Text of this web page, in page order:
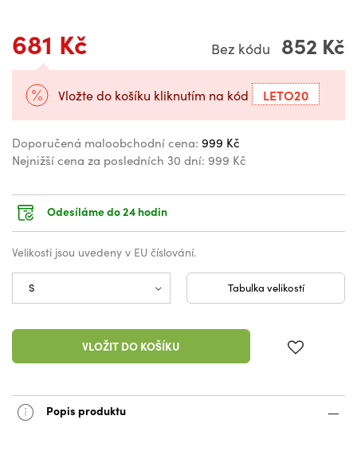
681 Kč Bez kódu 852 Kč
Vložte do košíku kliknutím na kód LETO20
Doporučená maloobchodní cena: 999 Kč
Nejnižší cena za posledních 30 dní: 999 Kč
Odesíláme do 24 hodin
Velikosti jsou uvedeny v EU číslování.
Tabulka velikostí
VLOŽIT DO KOŠÍKU
Popis produktu